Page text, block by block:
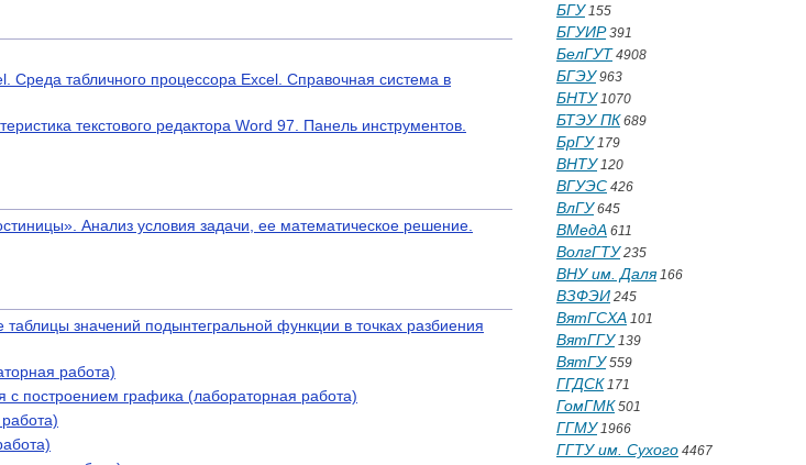
Среда табличного процессора Excel. Справочная система в
текстового редактора Word 97. Панель инструментов.
Анализ условия задачи, ее математическое решение.
значений подынтегральной функции в точках разбиения
работа)
c построением графика (лабораторная работа)
БГУ155
БГУИР391
БелГУТ 4908
БГЭУ963
БНТУ1070
БТЭУ ПК 689
БрГУ179
ВНТУ120
ВГУЭС 426
ВлГУ645
ВМедА 611
ВолгГТУ235
ВНУ им. Даля166
ВЗФЭИ 245
ВятГСХА 101
ВятГГУ139
ВятГУ559
ГГДСК 171
ГомГМК 501
ГГМУ1966
ГГТУ им. Сухого 4467